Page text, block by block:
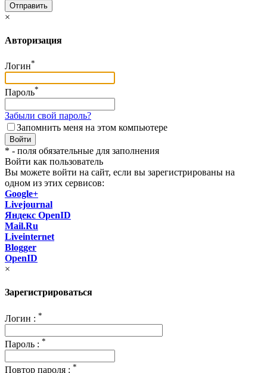
Отправить
×
Авторизация
Логин*
Пароль*
Забыли свой пароль?
Запомнить меня на этом компьютере
Войти
* - поля обязательные для заполнения
Войти как пользователь
Вы можете войти на сайт, если вы зарегистрированы на
одном из этих сервисов:
Google+
Livejournal
Яндекс OpenID
Mail.Ru
Liveinternet
Blogger
OpenID
×
Зарегистрироваться
Логин : *
Пароль : *
Повтор пароля : *